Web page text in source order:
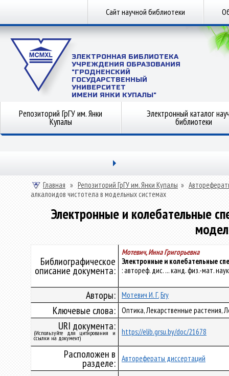
Сайт научной библиотеки
ЭЛЕКТРОННАЯ БИБЛИОТЕКА
УЧРЕЖДЕНИЯ ОБРАЗОВАНИЯ
"ГРОДНЕНСКИЙ
ГОСУДАРСТВЕННЫЙ
УНИВЕРСИТЕТ
ИМЕНИ ЯНКИ КУПАЛЫ"
Репозиторий ГрГУ им. Янки
Купалы
Электронный каталог
библиотеки
Главная » Репозиторий ГрГУ им. Янки Купалы »
алкалоидов чистотела в модельных системах
Электронные и колебательные
Библиографическое
описание документа:
Мотевич, Инна Григорьевна
Электронные и колебательные
: автореф. дис. ... канд. физ.-мат.
Авторы: Мотевич И. Г.Бгу
Ключевые слова: Оптика, Лекарственные растения,
URI документа:
(Используйте для цитирования и
ссылки на документ)
https://elib.grsu.by/doc/21678
Расположен в
разделе: Авторефераты диссертаций